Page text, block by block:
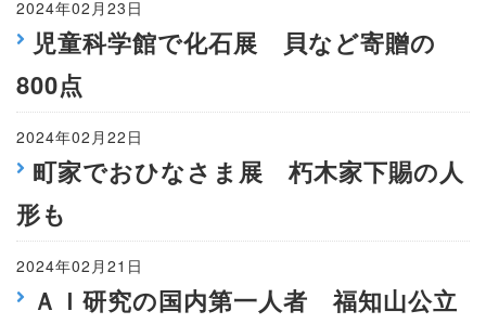
2024年02月23日
児童科学館で化石展 貝など寄贈の
800点
2024年02月22日
町家でおひなさま展 朽木家下賜の人
形も
2024年02月21日
ＡＩ研究の国内第一人者 福知山公立